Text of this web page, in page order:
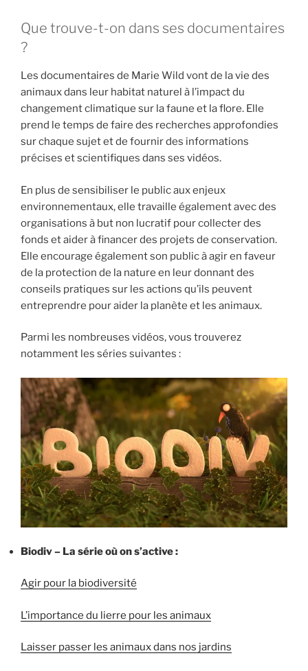
Que trouve-t-on dans ses documentaires
?
Les documentaires de Marie Wild vont de la vie des
animaux dans leur habitat naturel à l’impact du
changement climatique sur la faune et la flore. Elle
prend le temps de faire des recherches approfondies
sur chaque sujet et de fournir des informations
précises et scientifiques dans ses vidéos.
En plus de sensibiliser le public aux enjeux
environnementaux, elle travaille également avec des
organisations à but non lucratif pour collecter des
fonds et aider à financer des projets de conservation.
Elle encourage également son public à agir en faveur
de la protection de la nature en leur donnant des
conseils pratiques sur les actions qu’ils peuvent
entreprendre pour aider la planète et les animaux.
Parmi les nombreuses vidéos, vous trouverez
notamment les séries suivantes :
Biodiv – La série où on s’active :
Agir pour la biodiversité
L’importance du lierre pour les animaux
Laisser passer les animaux dans nos jardins